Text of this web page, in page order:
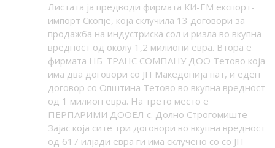
Листата ја предводи фирмата КИ-ЕМ експорт-
импорт Скопје, која склучила 13 договори за
продажба на индустриска сол и ризла во вкупна
вредност од околу 1,2 милиони евра. Втора е
фирмата НБ-ТРАНС СОМПАНУ ДОО Тетово која
има два договори со ЈП Македонија пат, и еден
договор со Општина Тетово во вкупна вредност
од 1 милион евра. На трето место е
ПЕРПАРИМИ ДООЕЛ с. Долно Строгомиште
Зајас која сите три договори во вкупна вредност
од 617 илјади евра ги има склучено со со ЈП